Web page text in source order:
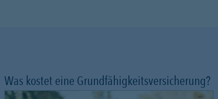
Was kostet eine Grundfähigkeitsversicherung?